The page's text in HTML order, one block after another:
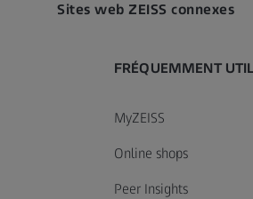
Sites web ZEISS connexes
FRÉQUEMMENT
MyZEISS
Online shops
Peer Insights